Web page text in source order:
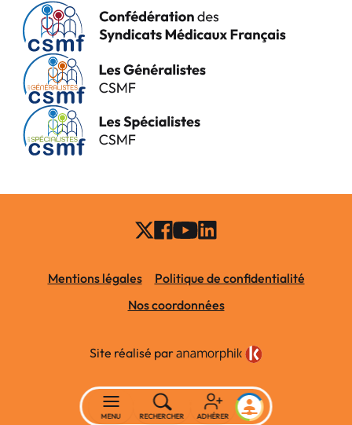
Mentions légales
Politique de confidentialité
Nos coordonnées
Site réalisé par
MENU RECHERCHER ADHÉRER